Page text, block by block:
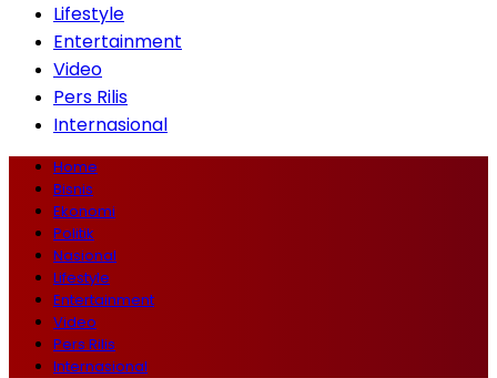
Lifestyle
Entertainment
Video
Pers Rilis
Internasional
Home
Bisnis
Ekonomi
Politik
Nasional
Lifestyle
Entertainment
Video
Pers Rilis
Internasional